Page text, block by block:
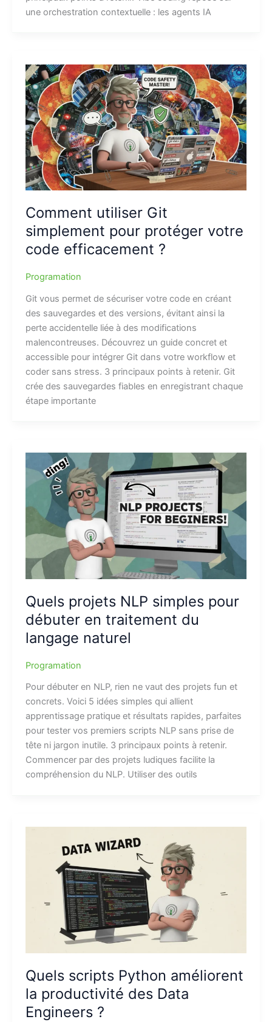
une orchestration contextuelle : les agents IA
Comment utiliser Git
simplement pour protéger votre
code efficacement ?
Programation
Git vous permet de sécuriser votre code en créant
des sauvegardes et des versions, évitant ainsi la
perte accidentelle liée à des modifications
malencontreuses. Découvrez un guide concret et
accessible pour intégrer Git dans votre workflow et
coder sans stress. 3 principaux points à retenir. Git
crée des sauvegardes fiables en enregistrant chaque
étape importante
Quels projets NLP simples pour
débuter en traitement du
langage naturel
Programation
Pour débuter en NLP, rien ne vaut des projets fun et
concrets. Voici 5 idées simples qui allient
apprentissage pratique et résultats rapides, parfaites
pour tester vos premiers scripts NLP sans prise de
tête ni jargon inutile. 3 principaux points à retenir.
Commencer par des projets ludiques facilite la
compréhension du NLP. Utiliser des outils
Quels scripts Python améliorent
la productivité des Data
Engineers ?